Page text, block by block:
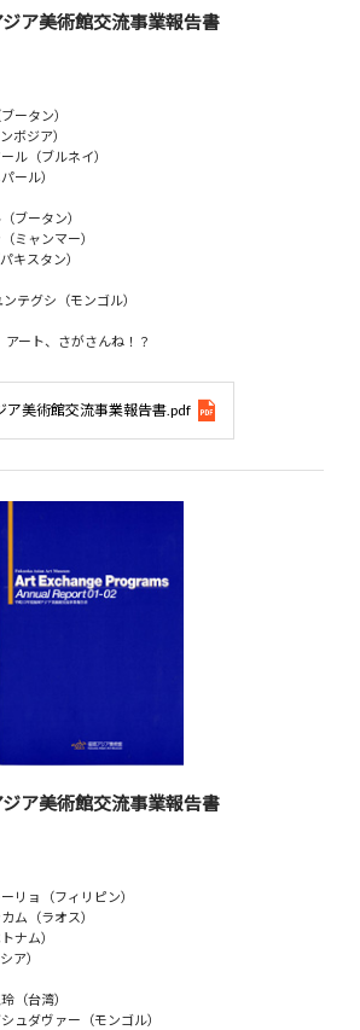
ア美術館交流事業報告書
ータン）
ボジア）
ル（ブルネイ）
ール）
ブータン）
ミャンマー）
キスタン）
テグシ（モンゴル）
ート、さがさんね！？
ア美術館交流事業報告書.pdf
ア美術館交流事業報告書
リョ（フィリピン）
ム（ラオス）
ナム）
ア）
（台湾）
ュダヴァー（モンゴル）